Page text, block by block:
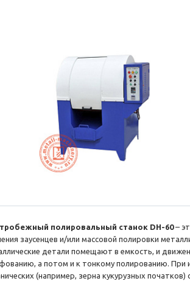
полировальный станок DH-60–
заусенцев и/или массовой полировки
детали помещают в емкость, и
а потом и к тонкому полированию. При
(например, зерна кукурузных